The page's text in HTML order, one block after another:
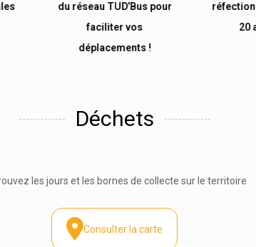
du réseau TUD’Bus pour
faciliter vos
déplacements !
20
Déchets
les jours et les bornes de collecte sur le territoire
Consulter la carte